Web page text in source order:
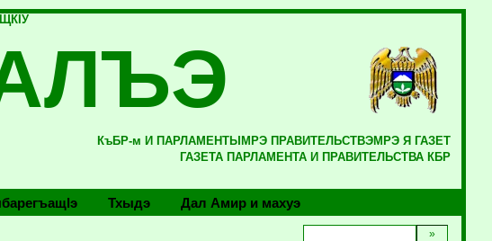
КъБР-м И ПАРЛАМЕНТЫМРЭ ПРАВИТЕЛЬСТВЭМРЭ Я ГАЗЕТ
ГАЗЕТА ПАРЛАМЕНТА И ПРАВИТЕЛЬСТВА КБР
Тхыдэ Дал Амир и махуэ